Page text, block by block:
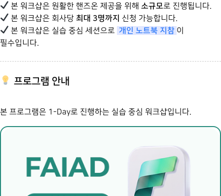
본 워크샵은 원활한 핸즈온 제공을 위해소규모로 진행됩니다.
본 워크샵은 회사당최대 3명까지 신청 가능합니다.
본 워크샵은 실습 중심 세션으로 개인 노트북 지참 이
필수입니다.
프로그램 안내
본 프로그램은 1-Day로 진행하는 실습 중심 워크샵입니다.